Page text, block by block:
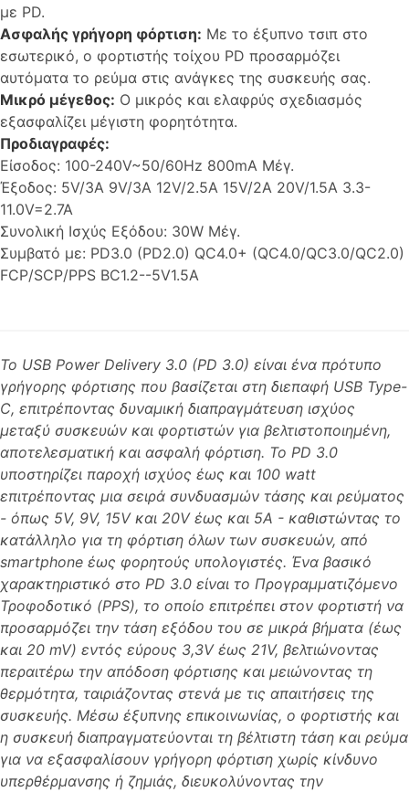
με PD.
Ασφαλής γρήγορη φόρτιση: Με το έξυπνο τσιπ στο
εσωτερικό, ο φορτιστής τοίχου PD προσαρμόζει
αυτόματα το ρεύμα στις ανάγκες της συσκευής σας.
Μικρό μέγεθος: Ο μικρός και ελαφρύς σχεδιασμός
εξασφαλίζει μέγιστη φορητότητα.
Προδιαγραφές:
Είσοδος: 100-240V~50/60Hz 800mA Μέγ.
Έξοδος: 5V/3A 9V/3A 12V/2.5A 15V/2A 20V/1.5A 3.3-
11.0V=2.7A
Συνολική Ισχύς Εξόδου: 30W Μέγ.
Συμβατό με: PD3.0 (PD2.0) QC4.0+ (QC4.0/QC3.0/QC2.0)
FCP/SCP/PPS BC1.2--5V1.5A
Το USB Power Delivery 3.0 (PD 3.0) είναι ένα πρότυπο
γρήγορης φόρτισης που βασίζεται στη διεπαφή USB Type-
C, επιτρέποντας δυναμική διαπραγμάτευση ισχύος
μεταξύ συσκευών και φορτιστών για βελτιστοποιημένη,
αποτελεσματική και ασφαλή φόρτιση. Το PD 3.0
υποστηρίζει παροχή ισχύος έως και 100 watt
επιτρέποντας μια σειρά συνδυασμών τάσης και ρεύματος
- όπως 5V, 9V, 15V και 20V έως και 5A - καθιστώντας το
κατάλληλο για τη φόρτιση όλων των συσκευών, από
smartphone έως φορητούς υπολογιστές. Ένα βασικό
χαρακτηριστικό στο PD 3.0 είναι το Προγραμματιζόμενο
Τροφοδοτικό (PPS), το οποίο επιτρέπει στον φορτιστή να
προσαρμόζει την τάση εξόδου του σε μικρά βήματα (έως
και 20 mV) εντός εύρους 3,3V έως 21V, βελτιώνοντας
περαιτέρω την απόδοση φόρτισης και μειώνοντας τη
θερμότητα, ταιριάζοντας στενά με τις απαιτήσεις της
συσκευής. Μέσω έξυπνης επικοινωνίας, ο φορτιστής και
η συσκευή διαπραγματεύονται τη βέλτιστη τάση και ρεύμα
για να εξασφαλίσουν γρήγορη φόρτιση χωρίς κίνδυνο
υπερθέρμανσης ή ζημιάς, διευκολύνοντας την